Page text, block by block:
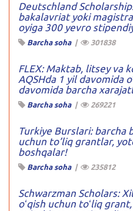
Deutschland
bakalavriat yoki
oyiga 300 yevro
Barcha soha| 301838
FLEX: Maktab, litsey va
AQSHda 1 yil davomida
davomida barcha
Barcha soha| 269221
Turkiye Burslari: barcha
uchun to’liq grantlar,
boshqalar!
Barcha soha| 235812
Schwarzman Scholars:
oʻqish uchun toʻliq